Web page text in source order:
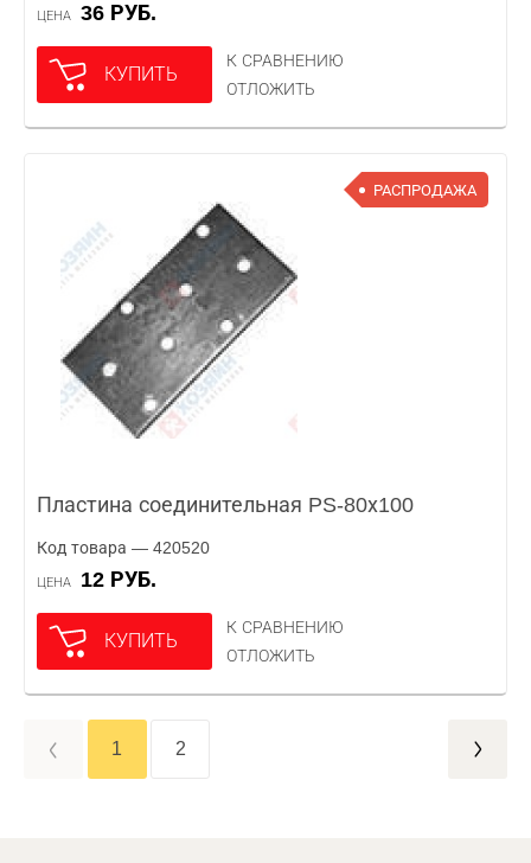
ЦЕНА 36 РУБ.
КУПИТЬ
К СРАВНЕНИЮ
ОТЛОЖИТЬ
РАСПРОДАЖА
Пластина соединительная PS-80х100
Код товара — 420520
ЦЕНА 12 РУБ.
КУПИТЬ
К СРАВНЕНИЮ
ОТЛОЖИТЬ
1 2